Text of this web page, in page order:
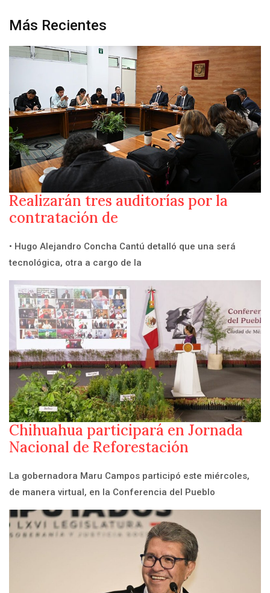
Más Recientes
Realizarán tres auditorías por la
contratación de
• Hugo Alejandro Concha Cantú detalló que una será
tecnológica, otra a cargo de la
Chihuahua participará en Jornada
Nacional de Reforestación
La gobernadora Maru Campos participó este miércoles,
de manera virtual, en la Conferencia del Pueblo